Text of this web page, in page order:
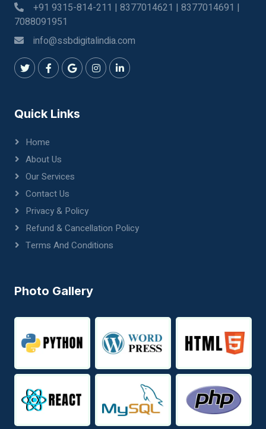
+91 9315-814-211 | 8377014621 | 8377014691 |
7088091951
info@ssbdigitalindia.com
Quick Links
Home
About Us
Our Services
Contact Us
Privacy & Policy
Refund & Cancellation Policy
Terms And Conditions
Photo Gallery